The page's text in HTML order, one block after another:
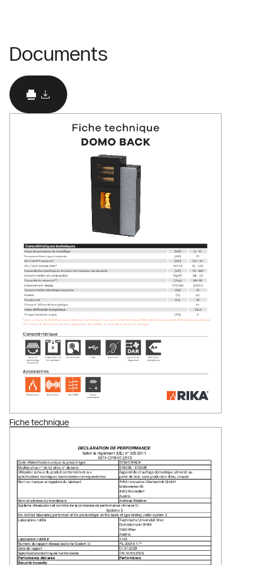
Documents
Fiche technique